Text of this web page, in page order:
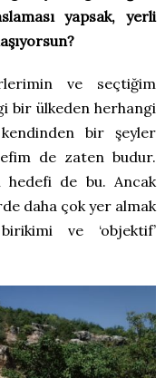
yapsak, yerli
ve seçtiğim
bir ülkeden herhangi
bir şeyler
de zaten budur.
hedefi de bu. Ancak
daha çok yer almak
ve ‘objektif’